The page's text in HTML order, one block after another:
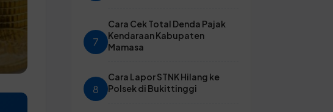
7
Cara Cek Total Denda Pajak
Kendaraan Kabupaten
Mamasa
8
Cara Lapor STNK Hilang ke
Polsek di Bukittinggi